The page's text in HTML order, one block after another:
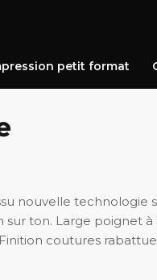
petit format
nouvelle technologie
ton. Large poignet à
coutures